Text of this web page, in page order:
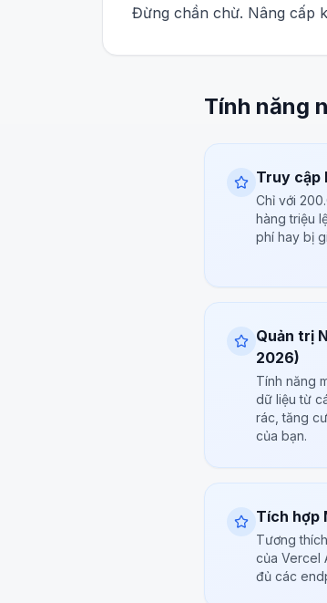
Đừng chần chừ. Nâng cấp
Tính năng
Truy cập
Chỉ với
hàng triệu
phí hay bị
Quản trị
2026)
Tính năng
dữ liệu từ
rác, tăng
của bạn.
Tích hợp
Tương
của Vercel
đủ các